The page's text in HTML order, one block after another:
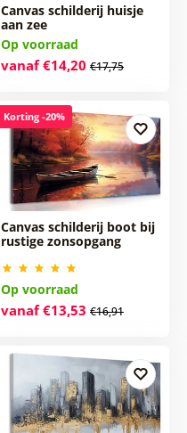
Canvas schilderij huisje
aan zee
Op voorraad
vanaf €14,20 €17,75
Korting -20%
Canvas schilderij boot bij
rustige zonsopgang
Op voorraad
vanaf €13,53 €16,91